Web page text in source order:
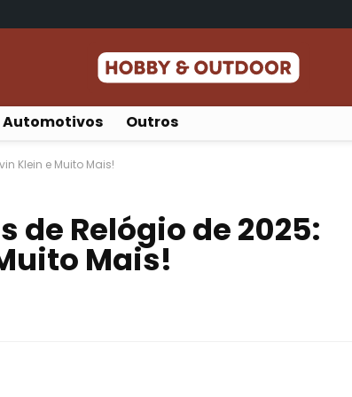
Automotivos Outros
Klein e Muito Mais!
de Relógio de 2025:
Mais!